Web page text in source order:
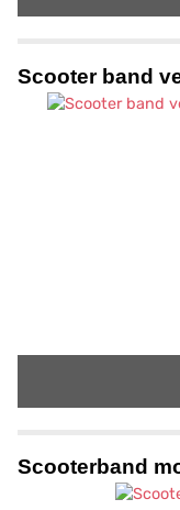
Scooter band
Scooterband